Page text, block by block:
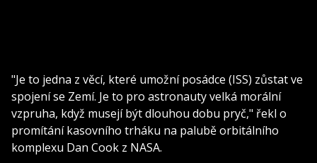
"Je to jedna z věcí, které umožní posádce (ISS) zůstat ve
spojení se Zemí. Je to pro astronauty velká morální
vzpruha, když musejí být dlouhou dobu pryč," řekl o
promítání kasovního trháku na palubě orbitálního
komplexu Dan Cook z NASA.